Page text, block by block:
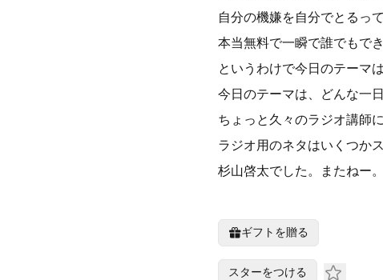
自分の機嫌を自分でとるっ
本当無料で一瞬で誰でもで
というわけで今日のテーマ
今日のテーマは、どんな一
ちょっと久々のラジオ講師
ラジオ用のネタはいくつか
杉山啓太でした。またねー。
ギフトを贈る
スターをつける